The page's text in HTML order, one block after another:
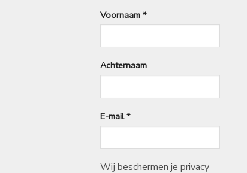
Voornaam *
Achternaam
E-mail*
Wij beschermen je privacy